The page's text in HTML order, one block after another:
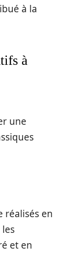
à la
à
une
réalisés en
et en